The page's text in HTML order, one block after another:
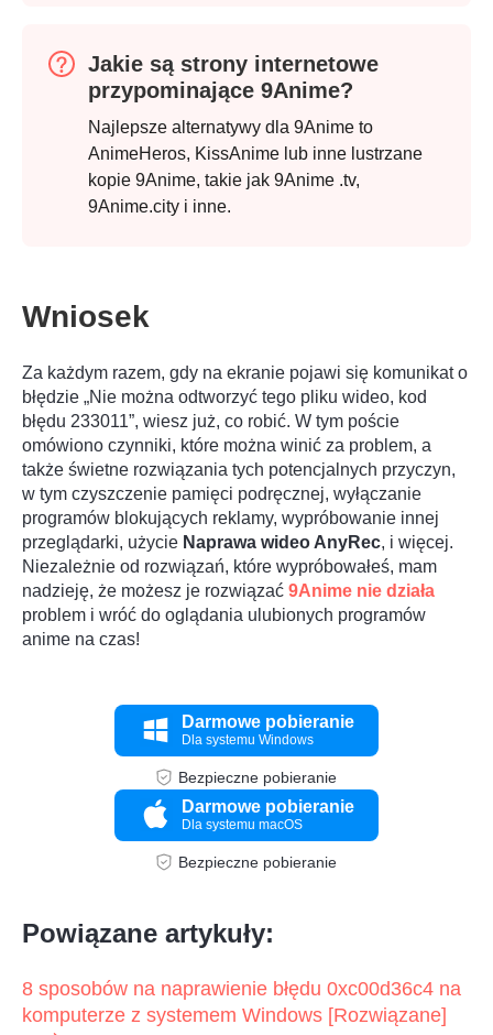
Jakie są strony internetowe
przypominające 9Anime?
Najlepsze alternatywy dla 9Anime to
AnimeHeros, KissAnime lub inne lustrzane
kopie 9Anime, takie jak 9Anime .tv,
9Anime.city i inne.
Wniosek
Za każdym razem, gdy na ekranie pojawi się komunikat o
błędzie „Nie można odtworzyć tego pliku wideo, kod
błędu 233011”, wiesz już, co robić. W tym poście
omówiono czynniki, które można winić za problem, a
także świetne rozwiązania tych potencjalnych przyczyn,
w tym czyszczenie pamięci podręcznej, wyłączanie
programów blokujących reklamy, wypróbowanie innej
przeglądarki, użycie Naprawa wideo AnyRec, i więcej.
Niezależnie od rozwiązań, które wypróbowałeś, mam
nadzieję, że możesz je rozwiązać 9Anime nie działa
problem i wróć do oglądania ulubionych programów
anime na czas!
Darmowe pobieranie
Dla systemu Windows
Bezpieczne pobieranie
Darmowe pobieranie
Dla systemu macOS
Bezpieczne pobieranie
Powiązane artykuły:
8 sposobów na naprawienie błędu 0xc00d36c4 na
komputerze z systemem Windows [Rozwiązane]